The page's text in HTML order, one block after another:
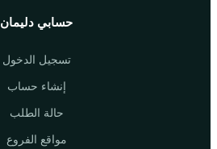
حسابي دليمان
تسجيل الدخول
إنشاء حساب
حالة الطلب
مواقع الفروع